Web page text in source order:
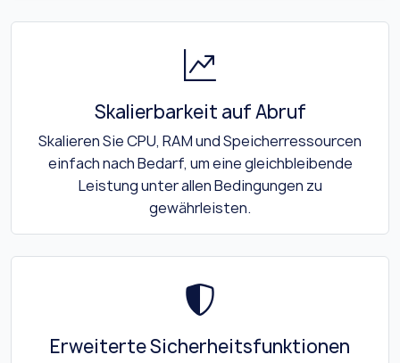
Skalierbarkeit auf Abruf
Skalieren Sie CPU, RAM und Speicherressourcen
einfach nach Bedarf, um eine gleichbleibende
Leistung unter allen Bedingungen zu
gewährleisten.
Erweiterte Sicherheitsfunktionen